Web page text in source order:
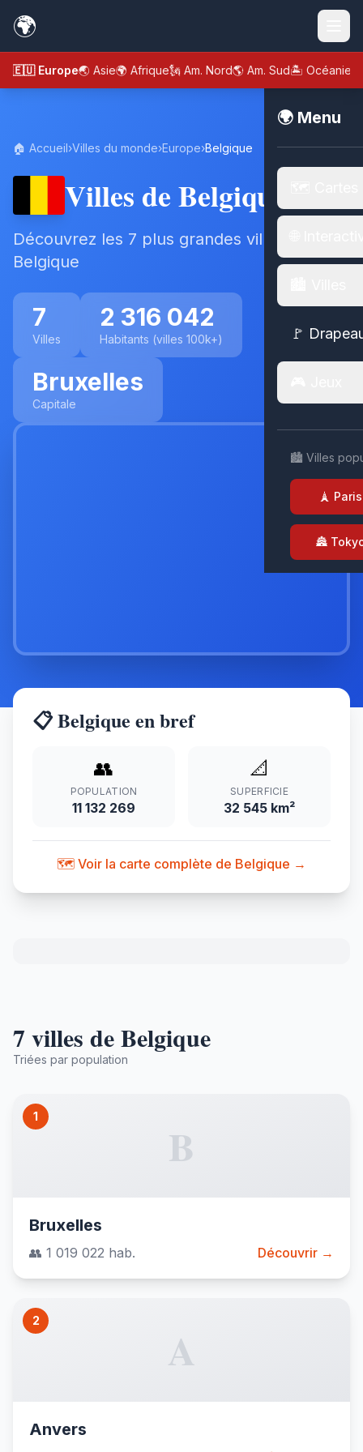
🌍
🇪🇺 Europe🌏 Asie🌍 Afrique🗽 Am. Nord🌎 Am. Sud🏝️ Océanie
🌍 Menu
🚩
🏙️ Villes
🗼 Paris
🏯
🏠 Accueil›Villes du monde›Europe›Belgique
Villes de Belgique
Découvrez les 7 plus grandes villes de
Belgique
7
Villes
2 316 042
Habitants (villes 100k+)
Bruxelles
Capitale
📋 Belgique en bref
👥
POPULATION
11 132 269
📐
SUPERFICIE
32 545 km²
🗺️ Voir la carte complète de Belgique →
7 villes de Belgique
Triées par population
1
B
Bruxelles
👥 1 019 022 hab. Découvrir →
2
A
Anvers